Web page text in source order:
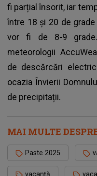
fi parțial însorit, iar
între 18 și 20 de
vor fi de 8-9
meteorologii
de descărcări
ocazia Învierii
de precipitații.
MAI MULTE
Paste 2025
vacanță